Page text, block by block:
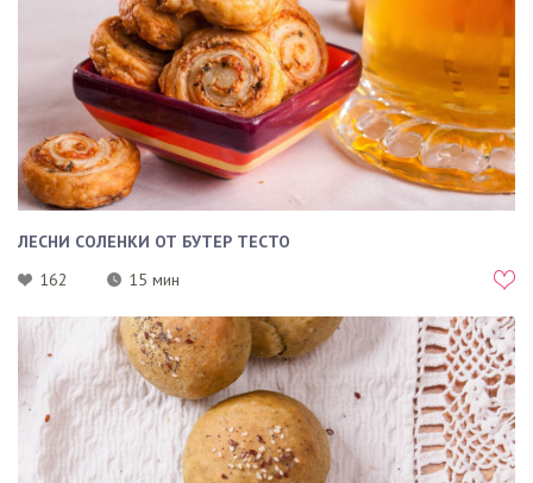
ЛЕСНИ СОЛЕНКИ ОТ БУТЕР ТЕСТО
162
15 мин